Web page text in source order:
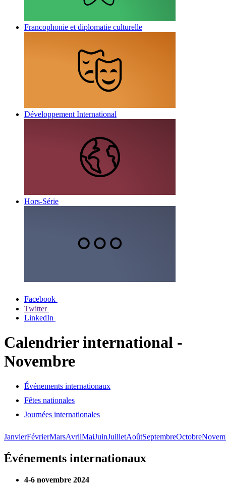
Francophonie et diplomatie culturelle
Développement International
Hors-Série
Facebook
Twitter
LinkedIn
Calendrier international -
Novembre
Événements internationaux
Fêtes nationales
Journées internationales
JanvierFévrierMarsAvrilMaiJuinJuilletAoûtSeptembreOctobre
Événements internationaux
4-6 novembre 2024